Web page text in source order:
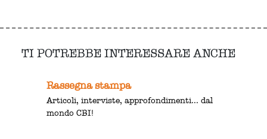
TI POTREBBE INTERESSARE ANCHE
Rassegna stampa
Articoli, interviste, approfondimenti... dal
mondo CBI!